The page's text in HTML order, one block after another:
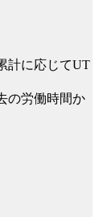
計に応じてUT
の労働時間か